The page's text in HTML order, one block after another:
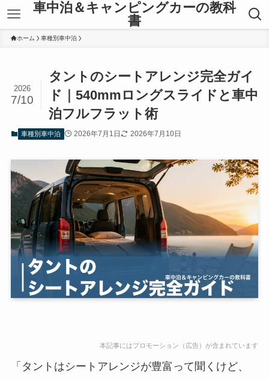
車中泊＆キャンピングカーの教科
書
ホーム 車種別車中泊
タントのシートアレンジ完全ガイ
ド｜540mmロングスライドと車中
泊フルフラット術
2026
7/10
車種別車中泊 2026年7月1日 2026年7月10日
本記事にはプロモーション（広告）が含まれています
「タントはシートアレンジが豊富って聞くけど、